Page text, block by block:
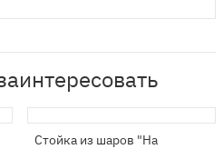
Стойка из шаров "На